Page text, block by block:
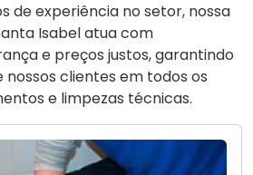
de experiência no setor, nossa
Isabel atua com
e preços justos, garantindo
clientes em todos os
e limpezas técnicas.